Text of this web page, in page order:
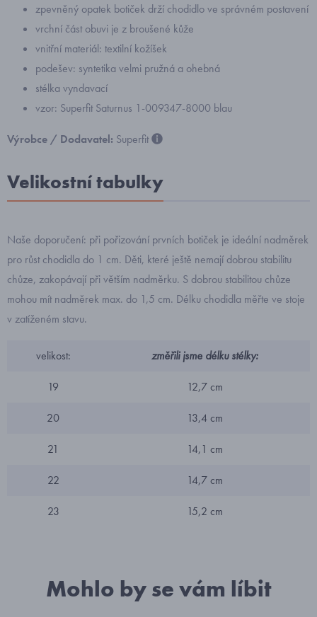
zpevněný opatek botiček drží chodidlo ve správném postavení
vrchní část obuvi je z broušené kůže
vnitřní materiál: textilní kožíšek
podešev: syntetika velmi pružná a ohebná
stélka vyndavací
vzor: Superfit Saturnus 1-009347-8000 blau
Výrobce / Dodavatel: Superfit
Velikostní tabulky
Naše doporučení: při pořizování prvních botiček je ideální nadměrek
pro růst chodidla do 1 cm. Děti, které ještě nemají dobrou stabilitu
chůze, zakopávají při větším nadměrku. S dobrou stabilitou chůze
mohou mít nadměrek max. do 1,5 cm. Délku chodidla měřte ve stoje
v zatíženém stavu.
velikost: změřili jsme délku stélky:
19 12,7 cm
20 13,4 cm
21 14,1 cm
22 14,7 cm
23 15,2 cm
Mohlo by se vám líbit